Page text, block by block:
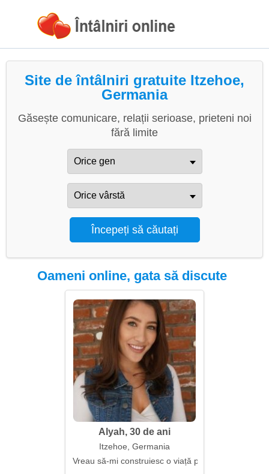
Site de întâlniri gratuite Itzehoe,
Germania
Găsește comunicare, relații serioase, prieteni noi
fără limite
Oameni online, gata să discute
Alyah, 30 de ani
Itzehoe, Germania
Vreau să-mi construiesc o viață plină de lumină și